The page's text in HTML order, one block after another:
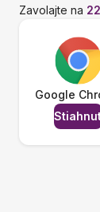
Zavolajte na
Google